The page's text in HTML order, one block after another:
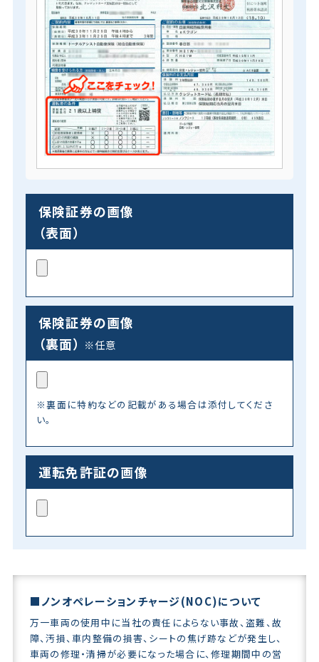
保険証券の画像
（表面）
保険証券の画像
（裏面） ※任意
※裏面に特約などの記載がある場合は添付してくださ
い。
運転免許証の画像
■ノンオペレーションチャージ(NOC)について
万一車両の使用中に当社の責任によらない事故、盗難、故
障、汚損、車内整備の損害、シートの焦げ跡などが発生し、
車両の修理・清掃が必要になった場合に、修理期間中の営